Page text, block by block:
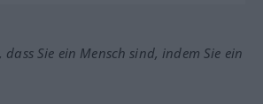
Sie ein Mensch sind, indem Sie ein